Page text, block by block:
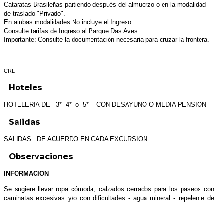
Cataratas Brasileñas partiendo después del almuerzo o en la modalidad
de traslado "Privado".
En ambas modalidades No incluye el Ingreso.
Consulte tarifas de Ingreso al Parque Das Aves.
Importante: Consulte la documentación necesaria para cruzar la frontera.
CRL
Hoteles
HOTELERIA DE 3* 4* o 5* CON DESAYUNO O MEDIA PENSION
Salidas
SALIDAS : DE ACUERDO EN CADA EXCURSION
Observaciones
INFORMACION
Se sugiere llevar ropa cómoda, calzados cerrados para los paseos con
caminatas excesivas y/o con dificultades - agua mineral - repelente de